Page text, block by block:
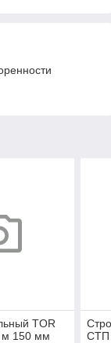
TOR
м 150 мм
СТП